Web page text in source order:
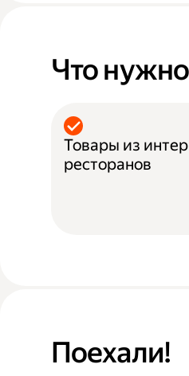
Что
Товары из
ресторанов
Поехали!